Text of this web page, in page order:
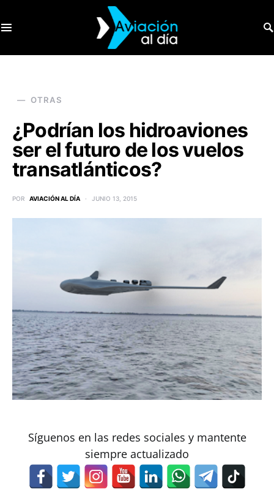
OTRAS
¿Podrían los hidroaviones
ser el futuro de los vuelos
transatlánticos?
POR AVIACIÓN AL DÍA JUNIO 13, 2015
Síguenos en las redes sociales y mantente
siempre actualizado